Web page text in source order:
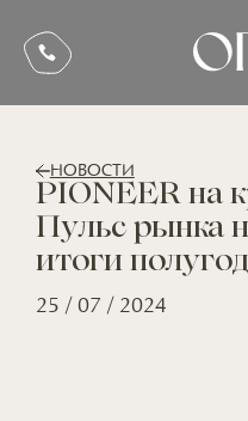
НОВОСТИ
PIONEER на
Пульс рынка
итоги
25 / 07 / 2024